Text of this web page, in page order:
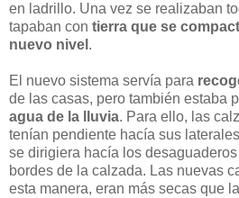
en ladrillo. Una vez se realizaban
tapaban con tierra que se
nuevo nivel .
El nuevo sistema servía para
de las casas, pero también estaba
agua de la lluvia. Para ello, las
tenían pendiente hacía sus
se dirigiera hacía los
bordes de la calzada. Las nuevas
esta manera, eran más secas que